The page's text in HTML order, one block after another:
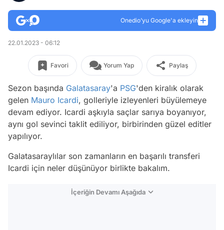
Onedio’yu Google'a ekleyin
22.01.2023 - 06:12
Favori Yorum Yap Paylaş
Sezon başında Galatasaray'a PSG'den kiralık olarak
gelen Mauro Icardi, golleriyle izleyenleri büyülemeye
devam ediyor. Icardi aşkıyla saçlar sarıya boyanıyor,
aynı gol sevinci taklit ediliyor, birbirinden güzel editler
yapılıyor.
Galatasaraylılar son zamanların en başarılı transferi
Icardi için neler düşünüyor birlikte bakalım.
İçeriğin Devamı Aşağıda